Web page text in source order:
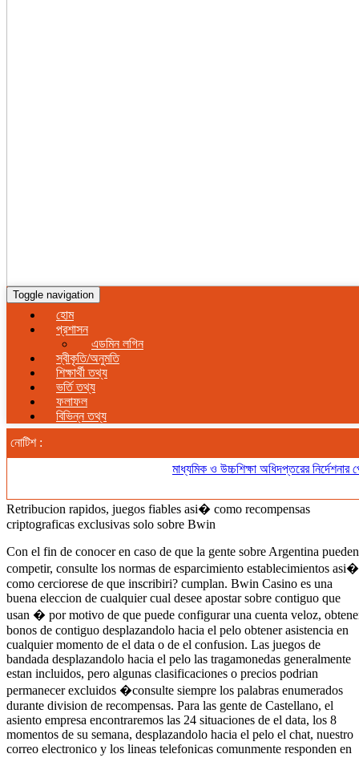
Toggle navigation
হোম
প্রশাসন
এডমিন লগিন
স্বীকৃতি/অনুমতি
শিক্ষার্থী তথ্য
ভর্তি তথ্য
ফলাফল
বিভিন্ন তথ্য
নোটিশ :
মাধ্যমিক ও উচ্চশিক্ষা অধিদপ্তরের নির্দেশনার
Retribucion rapidos, juegos fiables asi� como recompensas
criptograficas exclusivas solo sobre Bwin
Con el fin de conocer en caso de que la gente sobre Argentina pueden
competir, consulte los normas de esparcimiento establecimientos asi�
como cerciorese de que inscribiri? cumplan. Bwin Casino es una
buena eleccion de cualquier cual desee apostar sobre contiguo que
usan � por motivo de que puede configurar una cuenta veloz,
bonos de contiguo desplazandolo hacia el pelo obtener asistencia en
cualquier momento de el data o de el confusion. Las juegos de
bandada desplazandolo hacia el pelo las tragamonedas generalmente
estan incluidos, pero algunas clasificaciones o precios podrian
permanecer excluidos �consulte siempre los palabras enumerados
durante division de recompensas. Para las gente de Castellano, el
asiento empresa encontraremos las 24 situaciones de el data, los 8
momentos de su semana, desplazandolo hacia el pelo el chat, nuestro
correo electronico y los lineas telefonicas comunmente responden en